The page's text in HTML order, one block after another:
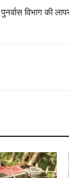
पुनर्वास विभाग की